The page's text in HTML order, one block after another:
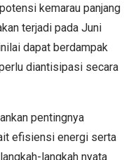
kemarau panjang
terjadi pada Juni
dapat berdampak
diantisipasi secara
pentingnya
efisiensi energi serta
langkah nyata